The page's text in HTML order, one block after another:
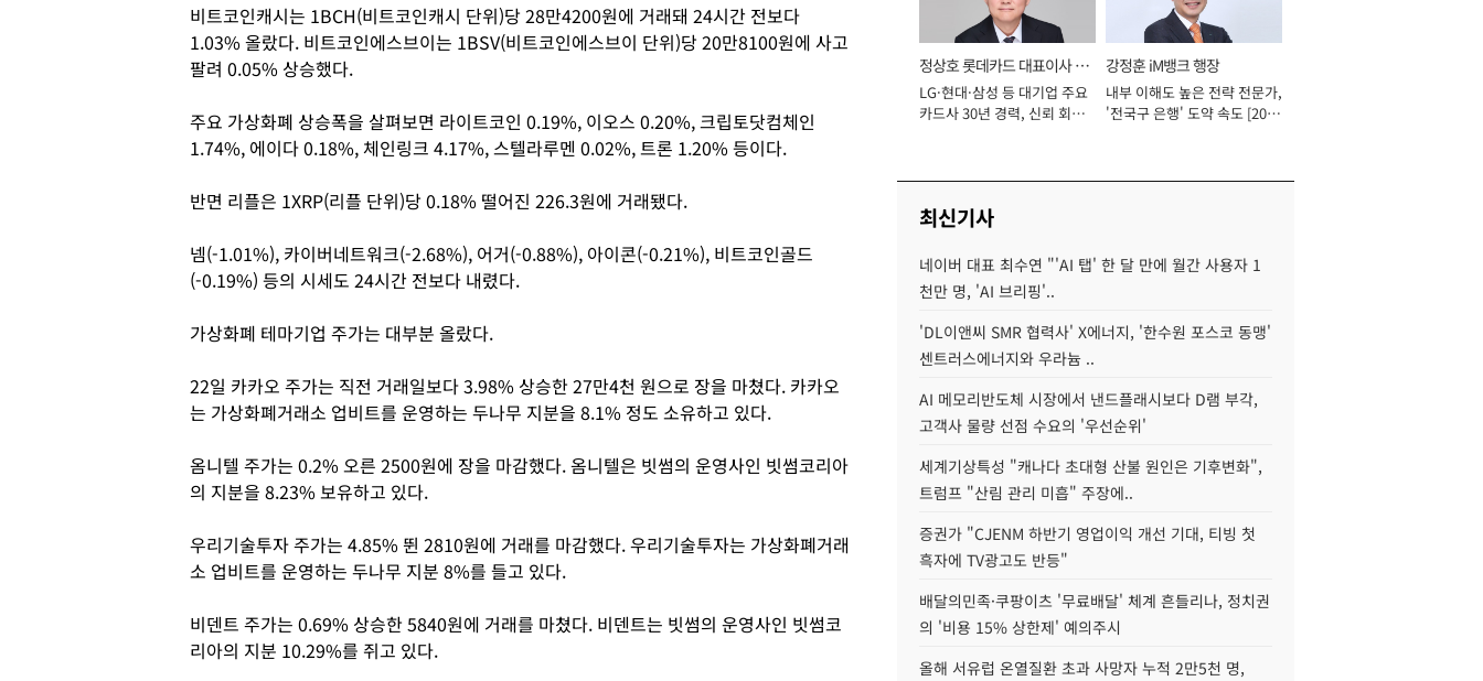
비트코인캐시는 1BCH(비트코인캐시 단위)당 28만4200원에 거래돼 24시간 전보다
1.03% 올랐다. 비트코인에스브이는 1BSV(비트코인에스브이 단위)당 20만8100원에 사고
팔려 0.05% 상승했다.
주요 가상화폐 상승폭을 살펴보면 라이트코인 0.19%, 이오스 0.20%, 크립토닷컴체인
1.74%, 에이다 0.18%, 체인링크 4.17%, 스텔라루멘 0.02%, 트론 1.20% 등이다.
반면 리플은 1XRP(리플 단위)당 0.18% 떨어진 226.3원에 거래됐다.
넴(-1.01%), 카이버네트워크(-2.68%), 어거(-0.88%), 아이콘(-0.21%), 비트코인골드
(-0.19%) 등의 시세도 24시간 전보다 내렸다.
가상화폐 테마기업 주가는 대부분 올랐다.
22일 카카오 주가는 직전 거래일보다 3.98% 상승한 27만4천 원으로 장을 마쳤다. 카카오
는 가상화폐거래소 업비트를 운영하는 두나무 지분을 8.1% 정도 소유하고 있다.
옴니텔 주가는 0.2% 오른 2500원에 장을 마감했다. 옴니텔은 빗썸의 운영사인 빗썸코리아
의 지분을 8.23% 보유하고 있다.
우리기술투자 주가는 4.85% 뛴 2810원에 거래를 마감했다. 우리기술투자는 가상화폐거래
소 업비트를 운영하는 두나무 지분 8%를 들고 있다.
비덴트 주가는 0.69% 상승한 5840원에 거래를 마쳤다. 비덴트는 빗썸의 운영사인 빗썸코
리아의 지분 10.29%를 쥐고 있다.
정상호 롯데카드 대표이사 사
장
LG·현대·삼성 등 대기업 주요
카드사 30년 경력, 신뢰 회복
강정훈 iM뱅크 행장
내부 이해도 높은 전략 전문가,
'전국구 은행' 도약 속도 [2026
최신기사
네이버 대표 최수연 "'AI 탭' 한 달 만에 월간 사용자 1
천만 명, 'AI 브리핑'..
'DL이앤씨 SMR 협력사' X에너지, '한수원 포스코 동맹'
센트러스에너지와 우라늄 ..
AI 메모리반도체 시장에서 낸드플래시보다 D램 부각,
고객사 물량 선점 수요의 '우선순위'
세계기상특성 "캐나다 초대형 산불 원인은 기후변화",
트럼프 "산림 관리 미흡" 주장에..
증권가 "CJENM 하반기 영업이익 개선 기대, 티빙 첫
흑자에 TV광고도 반등"
배달의민족·쿠팡이츠 '무료배달' 체계 흔들리나, 정치권
의 '비용 15% 상한제' 예의주시
올해 서유럽 온열질환 초과 사망자 누적 2만5천 명,